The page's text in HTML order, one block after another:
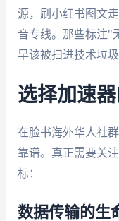
源，刷小红书图文
音专线。那些标注"
早该被扫进技术垃圾
选择加速
在脸书海外华人社
靠谱。真正需要关
标：
数据传输的生